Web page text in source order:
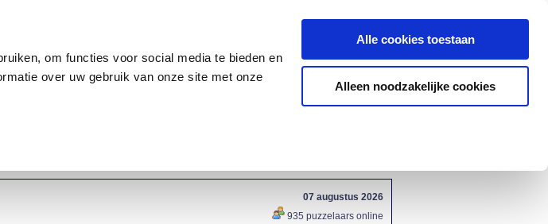
om functies voor social media te bieden en
over uw gebruik van onze site met onze
Alle cookies toestaan
Alleen noodzakelijke cookies
07 augustus 2026
935 puzzelaars online